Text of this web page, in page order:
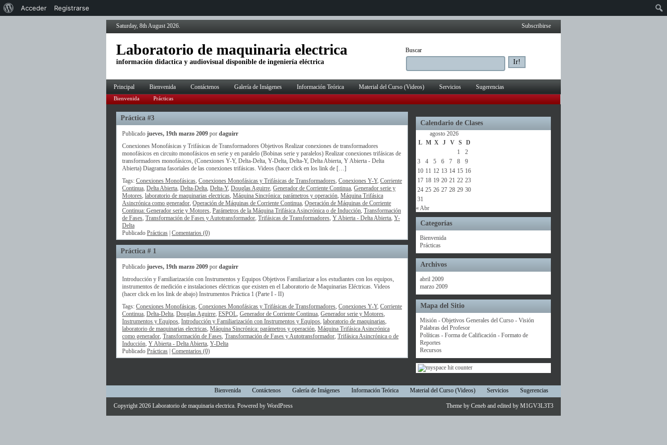
Saturday, 8th August 2026. Subscribirse
Laboratorio de maquinaria electrica
información didactica y audiovisual disponible de ingeniería eléctrica
Buscar
Principal Bienvenida Contáctenos Galería de Imágenes Información Teórica Material del Curso (Videos) Servicios Sugerencias
Bienvenida Prácticas
Práctica #3
Publicado jueves, 19th marzo 2009 por daguirr
Conexiones Monofásicas y Trifásicas de Transformadores Objetivos Realizar conexiones de transformadores
monofásicos en circuito monofásicos en serie y en paralelo (Bobinas serie y paralelos) Realizar conexiones trifásicas de
transformadores monofásicos, (Conexiones Y-Y, Delta-Delta, Y-Delta, Delta-Y, Delta Abierta, Y Abierta - Delta
Abierta) Diagrama fasoriales de las conexiones trifásicas. Videos (hacer click en los link de […]
Tags: Conexiones Monofásicas, Conexiones Monofásicas y Trifásicas de Transformadores, Conexiones Y-Y, Corriente
Continua, Delta Abierta, Delta-Delta, Delta-Y, Douglas Aguirre, Generador de Corriente Continua, Generador serie y
Motores, laboratorio de maquinarias electricas, Máquina Sincrónica: parámetros y operación, Máquina Trifásica
Asincrónica como generador, Operación de Máquinas de Corriente Continua, Operación de Máquinas de Corriente
Continua: Generador serie y Motores, Parámetros de la Máquina Trifásica Asincrónica o de Inducción, Transformación
de Fases, Transformación de Fases y Autotransformador, Trifásicas de Transformadores, Y Abierta - Delta Abierta, Y-
Delta
Publicado Prácticas Comentarios (0)
Práctica # 1
Publicado jueves, 19th marzo 2009 por daguirr
Introducción y Familiarización con Instrumentos y Equipos Objetivos Familiarizar a los estudiantes con los equipos,
instrumentos de medición e instalaciones eléctricas que existen en el Laboratorio de Maquinarias Eléctricas. Videos
(hacer click en los link de abajo) Instrumentos Práctica 1 (Parte I - II)
Tags: Conexiones Monofásicas, Conexiones Monofásicas y Trifásicas de Transformadores, Conexiones Y-Y, Corriente
Continua, Delta-Delta, Douglas Aguirre, ESPOL, Generador de Corriente Continua, Generador serie y Motores,
Instrumentos y Equipos, Introducción y Familiarización con Instrumentos y Equipos, laboratorio de maquinarias,
laboratorio de maquinarias electricas, Máquina Sincrónica: parámetros y operación, Máquina Trifásica Asincrónica
como generador, Transformación de Fases, Transformación de Fases y Autotransformador, Trifásica Asincrónica o de
Inducción, Y Abierta - Delta Abierta, Y-Delta
Publicado Prácticas Comentarios (0)
Calendario de Clases
agosto 2026
L M X J V S
D
1
2
3
4 5 6 7 8
9
10 11 12 13 14 15 16
17 18 19 20 21 22 23
24 25 26 27 28 29 30
31
« Abr
Categorías
Bienvenida
Prácticas
Archivos
abril 2009
marzo 2009
Mapa del Sitio
Misión - Objetivos Generales del Curso - Visión
Palabras del Profesor
Políticas - Forma de Calificación - Formato de
Reportes
Recursos
Bienvenida Contáctenos Galería de Imágenes Información Teórica Material del Curso (Videos) Servicios Sugerencias
Copyright 2026 Laboratorio de maquinaria electrica. Powered by WordPress Theme by Ceneb and edited by M1GV3L3T3
Acerca
Acceder Registrarse